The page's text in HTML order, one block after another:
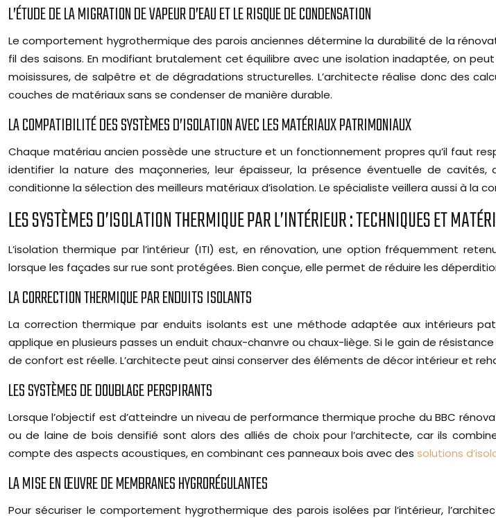
L’ÉTUDE DE LA MIGRATION DE VAPEUR D’EAU ET LE RISQUE DE CONDENSATION
Le comportement hygrothermique des parois anciennes détermine la durabilité de la
fil des saisons. En modifiant brutalement cet équilibre avec une isolation inadaptée, on
moisissures, de salpêtre et de dégradations structurelles. L’architecte réalise donc des
couches de matériaux sans se condenser de manière durable.
LA COMPATIBILITÉ DES SYSTÈMES D’ISOLATION AVEC LES MATÉRIAUX PATRIMONIAUX
Chaque matériau ancien possède une structure et un fonctionnement propres qu’il faut
identifier la nature des maçonneries, leur épaisseur, la présence éventuelle de
conditionne la sélection des meilleurs matériaux d’isolation. Le spécialiste veillera aussi à la
LES SYSTÈMES D’ISOLATION THERMIQUE PAR L’INTÉRIEUR : TECHNIQUES ET
L’isolation thermique par l’intérieur (ITI) est, en rénovation, une option fréquemment
lorsque les façades sur rue sont protégées. Bien conçue, elle permet de réduire les
LA CORRECTION THERMIQUE PAR ENDUITS ISOLANTS
La correction thermique par enduits isolants est une méthode adaptée aux intérieurs
applique en plusieurs passes un enduit chaux-chanvre ou chaux-liège. Si le gain de
de confort est réelle. L’architecte peut ainsi conserver des éléments de décor intérieur et
LES SYSTÈMES DE DOUBLAGE PERSPIRANTS
Lorsque l’objectif est d’atteindre un niveau de performance thermique proche du BBC
ou de laine de bois densifié sont alors des alliés de choix pour l’architecte, car ils
compte des aspects acoustiques, en combinant ces panneaux bois avec des solutions
LA MISE EN ŒUVRE DE MEMBRANES HYGRORÉGULANTES
Pour sécuriser le comportement hygrothermique des parois isolées par l’intérieur,